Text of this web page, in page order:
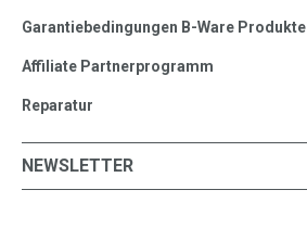
Garantiebedingungen B-Ware Produkte
Affiliate Partnerprogramm
Reparatur
NEWSLETTER